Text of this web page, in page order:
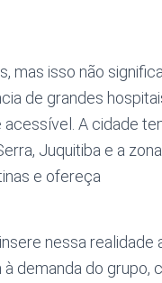
mas isso não significa
de grandes
A cidade
Juquitiba e a
e ofereça
nessa realidade
demanda do grupo,